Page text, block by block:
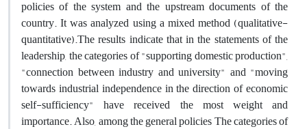
policies of the system and the upstream documents of the
country. It was analyzed using a mixed method (qualitative-
quantitative).The results indicate that in the statements of the
leadership, the categories of "supporting domestic production",
"connection between industry and university" and "moving
towards industrial independence in the direction of economic
self-sufficiency" have received the most weight and
importance. Also, among the general policies The categories of